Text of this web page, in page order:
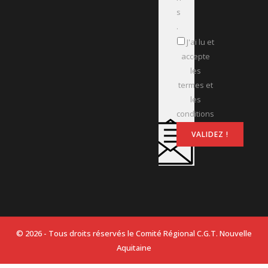
s
.
J'ai lu et
accepte
les
termes et
les
conditions
© 2026 - Tous droits réservés le Comité Régional C.G.T. Nouvelle
Aquitaine